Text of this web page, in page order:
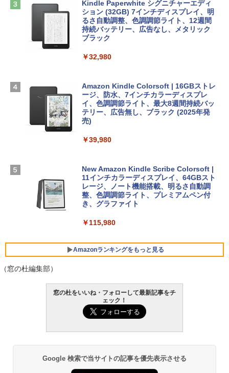
Apple 2026 MacBook Air M5チップ搭載
13インチノートブック：AIとApple Intell
igence、13.6インチLiquid Retinaディ
スプレイ、24GBユニファイドメモリ、1
ラ、Touch ID - スカイブルー + 3年延長
￥331,701
【Amazon.co.jp限定】 HP ノートパソコ
SSD インテル Core 5
FMV ノートパソコン WE1-K3 (MS 365 P
ersonal/Copilotキー搭載/Win 11/15.6型/
Core i5/16GB/SSD 512GB/ホワイト) FM
ows11、10/mac対応|PC2台
￥39,582
定バーチャルアイテムを含む】 【オンラ
￥3,200
Robloxギフトカード - 1000 Robux 【限
インゲームコード】 ロブロックス |オン
￥1,600
にもKindle出版にも！ 非エンジニアのた
めのAIコーディング入門シリーズ
￥99
FM TOWNS ハイパー・カタログ: 本体ハ
￥1,600
1冊ですべて身につくHTML & CSSとWe
Kindle Paperwhite シグニチャーエディ
ション (32GB) 7インチディスプレイ、明
るさ自動調整、色調調節ライト、12週間
持続バッテリー、広告なし、メタリック
ブラック
￥32,980
Amazon Kindle Colorsoft | 16GBストレ
ージ、防水、7インチカラーディスプレ
イ、色調調節ライト、最大8週間持続バッ
テリー、広告無し、ブラック (2025年発
売)
￥39,980
New Amazon Kindle Scribe Colorsoft |
11インチカラーディスプレイ、64GBスト
レージ、ノート機能搭載、明るさ自動調
整、色調調節ライト、プレミアムペン付
き、グラファイト
￥115,980
Amazonランキングをもっと見る
（窓の杜編集部）
窓の杜をいいね・フォローして最新記事をチ
ェック！
Google 検索で当サイトの記事を優先表示させる